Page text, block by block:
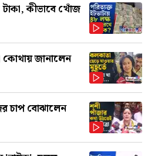
টাকা, কীভাবে খোঁজ
কোথায় জানালেন
চাপ বোঝালেন